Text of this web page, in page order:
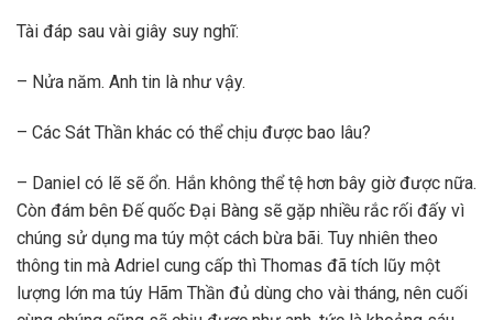
Tài đáp sau vài giây suy nghĩ:
– Nửa năm. Anh tin là như vậy.
– Các Sát Thần khác có thể chịu được bao lâu?
– Daniel có lẽ sẽ ổn. Hắn không thể tệ hơn bây giờ được nữa.
Còn đám bên Đế quốc Đại Bàng sẽ gặp nhiều rắc rối đấy vì
chúng sử dụng ma túy một cách bừa bãi. Tuy nhiên theo
thông tin mà Adriel cung cấp thì Thomas đã tích lũy một
lượng lớn ma túy Hãm Thần đủ dùng cho vài tháng, nên cuối